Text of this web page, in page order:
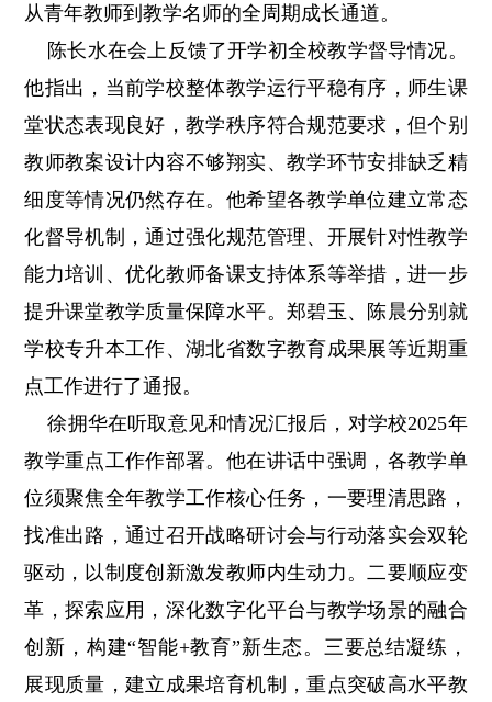
从青年教师到教学名师的全周期成长通道。
陈长水在会上反馈了开学初全校教学督导情况。
他指出，当前学校整体教学运行平稳有序，师生课
堂状态表现良好，教学秩序符合规范要求，但个别
教师教案设计内容不够翔实、教学环节安排缺乏精
细度等情况仍然存在。他希望各教学单位建立常态
化督导机制，通过强化规范管理、开展针对性教学
能力培训、优化教师备课支持体系等举措，进一步
提升课堂教学质量保障水平。郑碧玉、陈晨分别就
学校专升本工作、湖北省数字教育成果展等近期重
点工作进行了通报。
徐拥华在听取意见和情况汇报后，对学校2025年
教学重点工作作部署。他在讲话中强调，各教学单
位须聚焦全年教学工作核心任务，一要理清思路，
找准出路，通过召开战略研讨会与行动落实会双轮
驱动，以制度创新激发教师内生动力。二要顺应变
革，探索应用，深化数字化平台与教学场景的融合
创新，构建“智能+教育”新生态。三要总结凝练，
展现质量，建立成果培育机制，重点突破高水平教